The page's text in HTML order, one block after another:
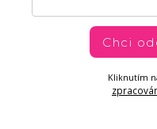
Chci
Kliknutím